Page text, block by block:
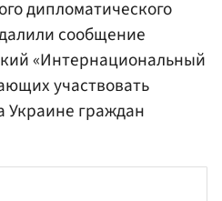
дипломатического
сообщение
«Интернациональный
участвовать
Украине граждан